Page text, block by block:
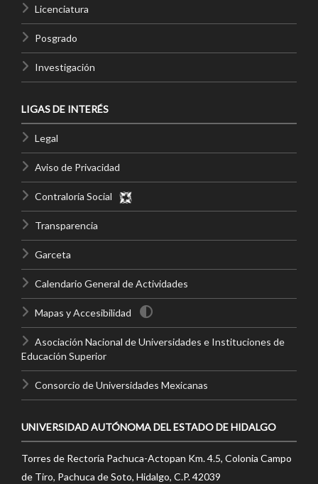
Licenciatura
Posgrado
Investigación
LIGAS DE INTERÉS
Legal
Aviso de Privacidad
Contraloría Social
Transparencia
Garceta
Calendario General de Actividades
Mapas y Accesibilidad
Asociación Nacional de Universidades e Instituciones de
Educación Superior
Consorcio de Universidades Mexicanas
UNIVERSIDAD AUTÓNOMA DEL ESTADO DE HIDALGO
Torres de Rectoría Pachuca-Actopan Km. 4.5, Colonia Campo
de Tiro, Pachuca de Soto, Hidalgo, C.P. 42039